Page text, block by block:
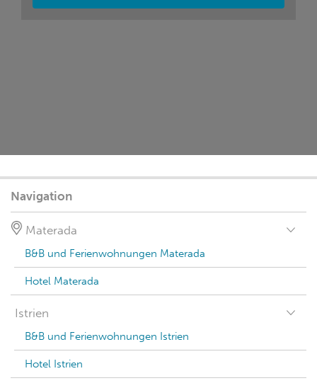
Navigation
Materada
B&B und Ferienwohnungen Materada
Hotel Materada
Istrien
B&B und Ferienwohnungen Istrien
Hotel Istrien